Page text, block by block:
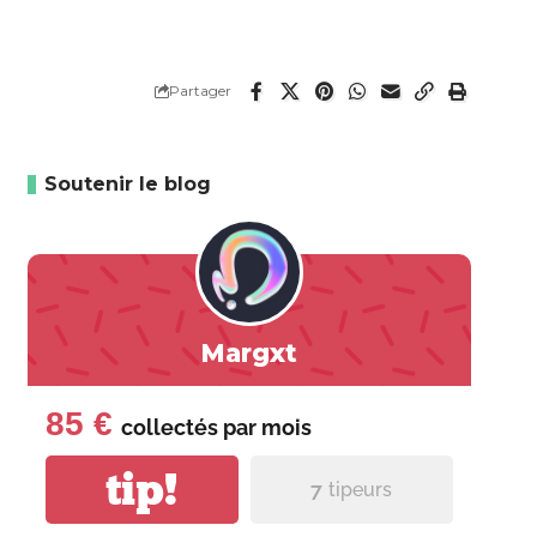
Partager
Soutenir le blog
Margxt
85 € collectés par mois
tip! 7 tipeurs